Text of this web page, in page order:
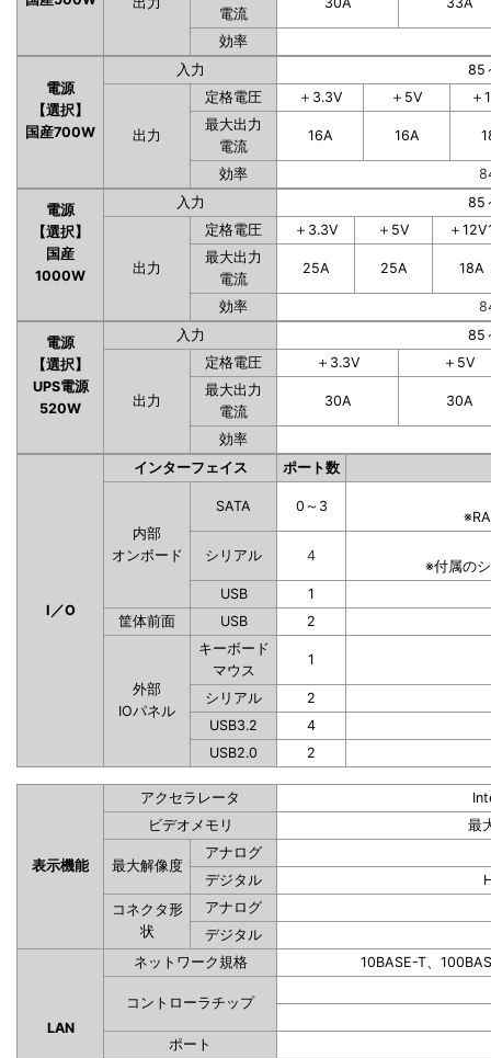
電流
効率
電源
【選択】
国産700W
入力 85
出力
定格電圧 ＋3.3V ＋5V
＋
最大出力
電流
16A 16A
効率
電源
【選択】
国産
1000W
入力 85
出力
定格電圧 ＋3.3V ＋5V
＋
最大出力
電流
25A 25A 18A
効率
電源
【選択】
UPS電源
520W
入力 85
出力
定格電圧 ＋3.3V
＋5V
最大出力
電流
30A 30A
効率
I／O
インターフェイス ポート数
内部
オンボード
SATA 0～3
シリアル 4
※付属の
USB
1
筐体前面
USB 2
外部
IOパネル
キーボード
マウス
1
シリアル
2
USB3.2
4
USB2.0
2
表示機能
アクセラレータ
ビデオメモリ
最
最大解像度
アナログ
デジタル
コネクタ形
状
アナログ
デジタル
LAN
ネットワーク規格 10BASE-T、
コントローラチップ
ポート